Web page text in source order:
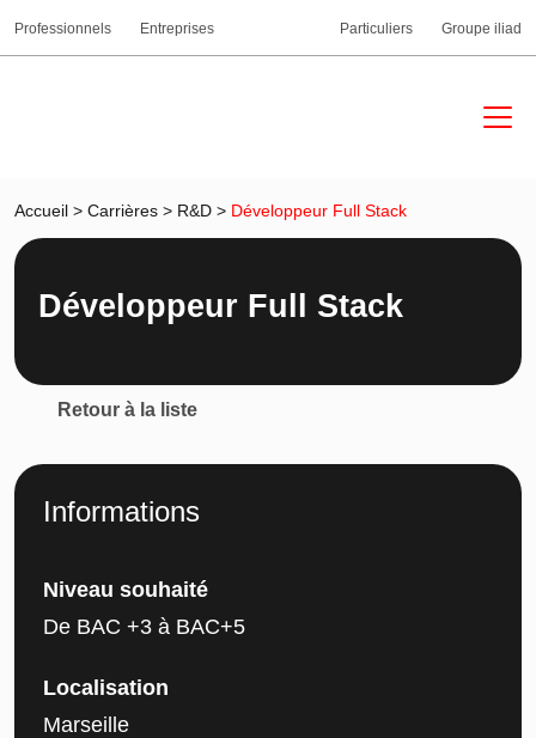
Professionnels Entreprises Particuliers Groupe iliad
Accueil > Carrières > R&D > Développeur Full Stack
Développeur Full Stack
Retour à la liste
Informations
Niveau souhaité
De BAC +3 à BAC+5
Localisation
Marseille